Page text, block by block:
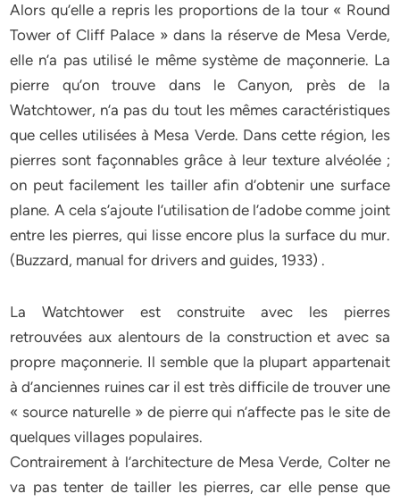
Alors qu’elle a repris les proportions de la tour « Round
Tower of Cliff Palace » dans la réserve de Mesa Verde,
elle n’a pas utilisé le même système de maçonnerie. La
pierre qu’on trouve dans le Canyon, près de la
Watchtower, n’a pas du tout les mêmes caractéristiques
que celles utilisées à Mesa Verde. Dans cette région, les
pierres sont façonnables grâce à leur texture alvéolée ;
on peut facilement les tailler afin d’obtenir une surface
plane. A cela s’ajoute l’utilisation de l’adobe comme joint
entre les pierres, qui lisse encore plus la surface du mur.
(Buzzard, manual for drivers and guides, 1933) .
La Watchtower est construite avec les pierres
retrouvées aux alentours de la construction et avec sa
propre maçonnerie. Il semble que la plupart appartenait
à d’anciennes ruines car il est très difficile de trouver une
« source naturelle » de pierre qui n’affecte pas le site de
quelques villages populaires.
Contrairement à l’architecture de Mesa Verde, Colter ne
va pas tenter de tailler les pierres, car elle pense que